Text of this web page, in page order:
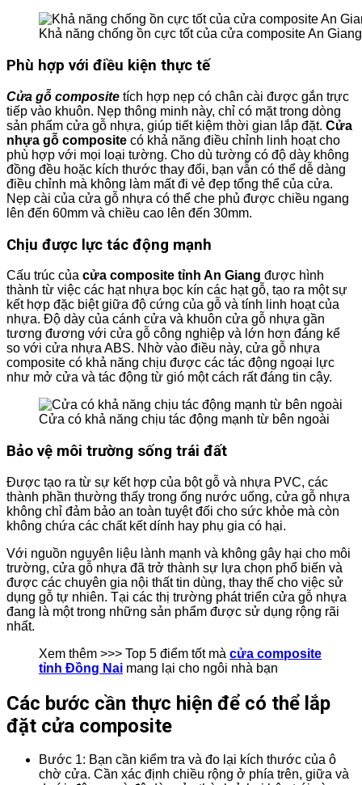
Khả năng chống ồn cực tốt của cửa composite An Giang
Phù hợp với điều kiện thực tế
Cửa gỗ composite tích hợp nẹp có chân cài được gắn trực
tiếp vào khuôn. Nẹp thông minh này, chỉ có mặt trong dòng
sản phẩm cửa gỗ nhựa, giúp tiết kiệm thời gian lắp đặt. Cửa
nhựa gỗ composite có khả năng điều chỉnh linh hoạt cho
phù hợp với mọi loại tường. Cho dù tường có độ dày không
đồng đều hoặc kích thước thay đổi, bạn vẫn có thể dễ dàng
điều chỉnh mà không làm mất đi vẻ đẹp tổng thể của cửa.
Nẹp cài của cửa gỗ nhựa có thể che phủ được chiều ngang
lên đến 60mm và chiều cao lên đến 30mm.
Chịu được lực tác động mạnh
Cấu trúc của cửa composite tỉnh An Giang được hình
thành từ việc các hạt nhựa bọc kín các hạt gỗ, tạo ra một sự
kết hợp đặc biệt giữa độ cứng của gỗ và tính linh hoạt của
nhựa. Độ dày của cánh cửa và khuôn cửa gỗ nhựa gần
tương đương với cửa gỗ công nghiệp và lớn hơn đáng kể
so với cửa nhựa ABS. Nhờ vào điều này, cửa gỗ nhựa
composite có khả năng chịu được các tác động ngoại lực
như mở cửa và tác động từ gió một cách rất đáng tin cậy.
Cửa có khả năng chịu tác động mạnh từ bên ngoài
Bảo vệ môi trường sống trái đất
Được tạo ra từ sự kết hợp của bột gỗ và nhựa PVC, các
thành phần thường thấy trong ống nước uống, cửa gỗ nhựa
không chỉ đảm bảo an toàn tuyệt đối cho sức khỏe mà còn
không chứa các chất kết dính hay phụ gia có hại.
Với nguồn nguyên liệu lành mạnh và không gây hại cho môi
trường, cửa gỗ nhựa đã trở thành sự lựa chọn phổ biến và
được các chuyên gia nội thất tin dùng, thay thế cho việc sử
dụng gỗ tự nhiên. Tại các thị trường phát triển cửa gỗ nhựa
đang là một trong những sản phẩm được sử dụng rộng rãi
nhất.
Xem thêm >>> Top 5 điểm tốt mà cửa composite
tỉnh Đồng Nai mang lại cho ngôi nhà bạn
Các bước cần thực hiện để có thể lắp
đặt cửa composite
Bước 1: Bạn cần kiểm tra và đo lại kích thước của ô
chờ cửa. Cần xác định chiều rộng ở phía trên, giữa và